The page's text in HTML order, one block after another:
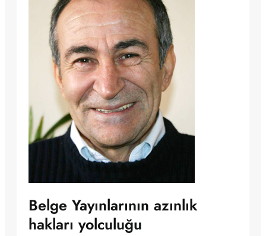
Belge Yayınlarının azınlık
hakları yolculuğu